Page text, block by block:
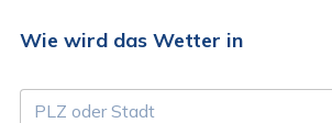
Wie wird das Wetter in